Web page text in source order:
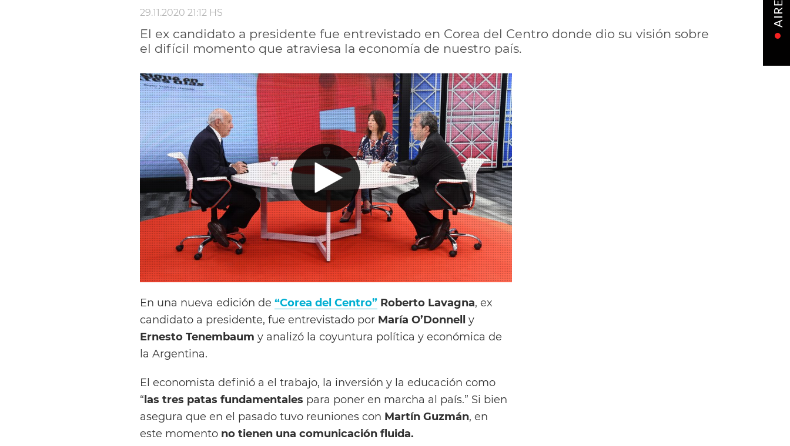
29.11.2020 21:12 HS
El ex candidato a presidente fue entrevistado en Corea del Centro donde dio su visión sobre
el difícil momento que atraviesa la economía de nuestro país.
En una nueva edición de “Corea del Centro” Roberto Lavagna, ex
candidato a presidente, fue entrevistado por María O’Donnell y
Ernesto Tenembaum y analizó la coyuntura política y económica de
la Argentina.
El economista definió a el trabajo, la inversión y la educación como
“las tres patas fundamentales para poner en marcha al país.” Si bien
asegura que en el pasado tuvo reuniones con Martín Guzmán, en
este momento no tienen una comunicación fluida.
AIRE